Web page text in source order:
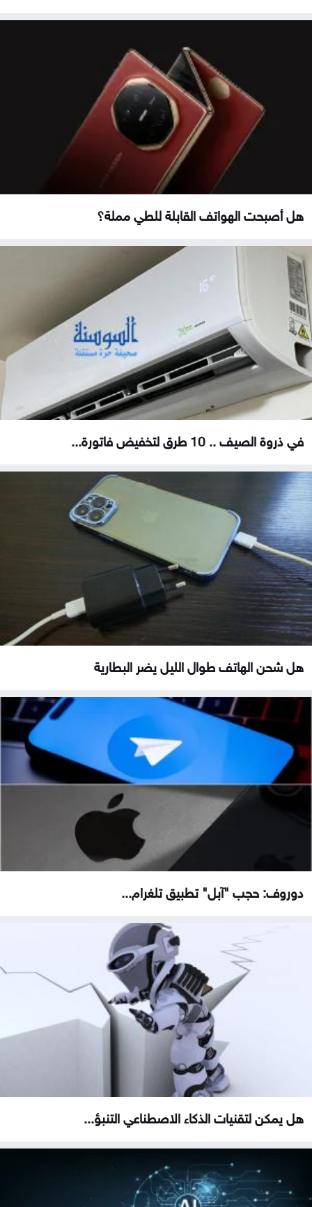
هل أصبحت الهواتف القابلة للطي مملة؟
في ذروة الصيف .. 10 طرق لتخفيض فاتورة...
هل شحن الهاتف طوال الليل يضر البطارية
دوروف: حجب "آبل" تطبيق تلغرام...
هل يمكن لتقنيات الذكاء الاصطناعي التنبؤ...